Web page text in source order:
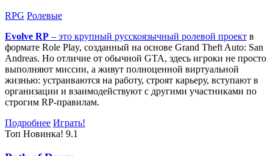
RPG Ролевые
Evolve RP – это крупный русскоязычный ролевой проект в
формате Role Play, созданный на основе Grand Theft Auto: San
Andreas. Но отличие от обычной GTA, здесь игроки не просто
выполняют миссии, а живут полноценной виртуальной
жизнью: устраиваются на работу, строят карьеру, вступают в
организации и взаимодействуют с другими участниками по
строгим RP-правилам.
Подробнее Играть!
Топ Новинка! 9.1